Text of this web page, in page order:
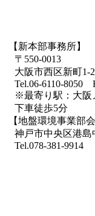
【新本部事務所】
〒550-0013
大阪市西区新町1-
Tel.06-6110-8050
※最寄り駅：大阪
下車徒歩5分
【地盤環境事業部会
神戸市中央区港島
Tel.078-381-9914